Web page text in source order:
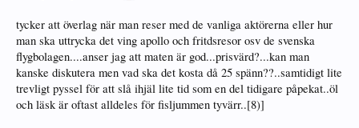
tycker att överlag när man reser med de vanliga aktörerna eller hur
man ska uttrycka det ving apollo och fritdsresor osv de svenska
flygbolagen....anser jag att maten är god...prisvärd?...kan man
kanske diskutera men vad ska det kosta då 25 spänn??..samtidigt lite
trevligt pyssel för att slå ihjäl lite tid som en del tidigare påpekat..öl
och läsk är oftast alldeles för fisljummen tyvärr..[8)]